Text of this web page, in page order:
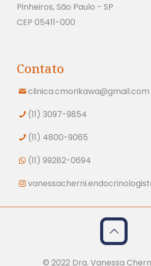
Pinheiros, São Paulo - SP
CEP 05411-000
Contato
clinica.cmorikawa@gmail.com
(11) 3097-9854
(11) 4800-9065
(11) 99282-0694
© 2022 Dra. Vanessa